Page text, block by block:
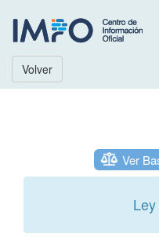
Volver
Ver
Ley